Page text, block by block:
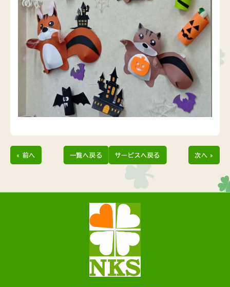
« 前へ 一覧へ戻る サービスへ戻る 次へ »